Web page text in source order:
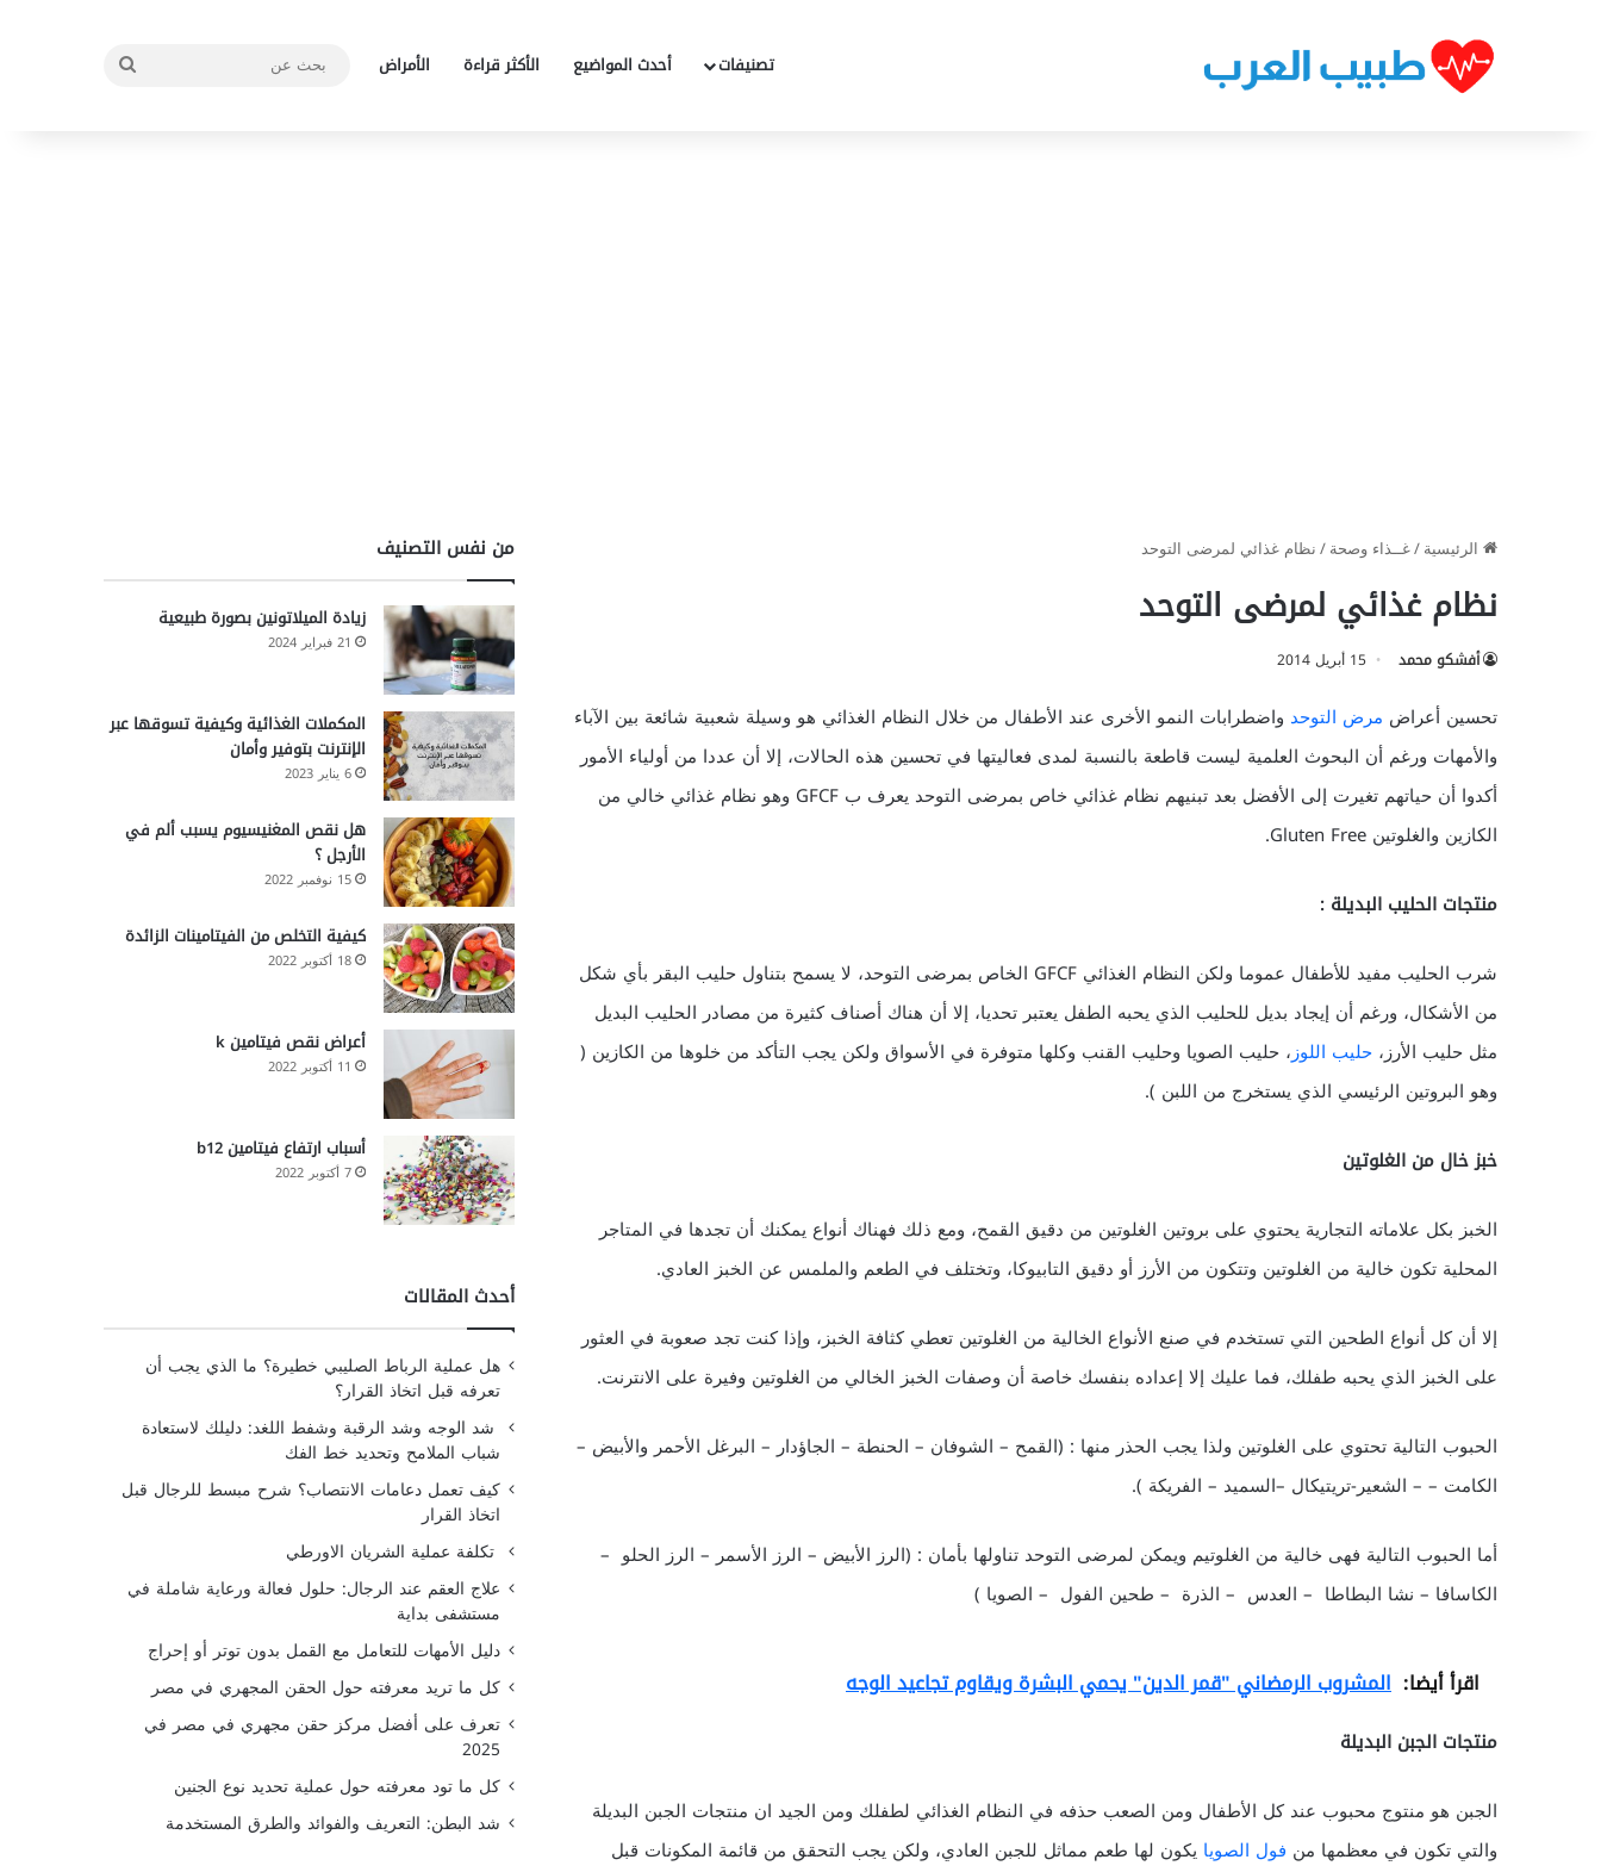
تصنيفات أحدث المواضيع الأكثر قراءة الأمراض
الرئيسية/غــذاء وصحة/نظام غذائي لمرضى التوحد
نظام غذائي لمرضى التوحد
أفشكو محمد 15 أبريل 2014
تحسين أعراض مرض التوحد واضطرابات النمو الأخرى عند الأطفال من خلال النظام الغذائي هو وسيلة شعبية شائعة بين الآباء
والأمهات ورغم أن البحوث العلمية ليست قاطعة بالنسبة لمدى فعاليتها في تحسين هذه الحالات، إلا أن عددا من أولياء الأمور
أكدوا أن حياتهم تغيرت إلى الأفضل بعد تبنيهم نظام غذائي خاص بمرضى التوحد يعرف ب GFCF وهو نظام غذائي خالي من
الكازين والغلوتين Gluten Free.
منتجات الحليب البديلة :
شرب الحليب مفيد للأطفال عموما ولكن النظام الغذائي GFCF الخاص بمرضى التوحد، لا يسمح بتناول حليب البقر بأي شكل
من الأشكال، ورغم أن إيجاد بديل للحليب الذي يحبه الطفل يعتبر تحديا، إلا أن هناك أصناف كثيرة من مصادر الحليب البديل
مثل حليب الأرز، حليب اللوز، حليب الصويا وحليب القنب وكلها متوفرة في الأسواق ولكن يجب التأكد من خلوها من الكازين (
وهو البروتين الرئيسي الذي يستخرج من اللبن ).
خبز خال من الغلوتين
الخبز بكل علاماته التجارية يحتوي على بروتين الغلوتين من دقيق القمح، ومع ذلك فهناك أنواع يمكنك أن تجدها في المتاجر
المحلية تكون خالية من الغلوتين وتتكون من الأرز أو دقيق التابيوكا، وتختلف في الطعم والملمس عن الخبز العادي.
إلا أن كل أنواع الطحين التي تستخدم في صنع الأنواع الخالية من الغلوتين تعطي كثافة الخبز، وإذا كنت تجد صعوبة في العثور
على الخبز الذي يحبه طفلك، فما عليك إلا إعداده بنفسك خاصة أن وصفات الخبز الخالي من الغلوتين وفيرة على الانترنت.
الحبوب التالية تحتوي على الغلوتين ولذا يجب الحذر منها : (القمح – الشوفان – الحنطة – الجاؤدار – البرغل الأحمر والأبيض –
الكامت – – الشعير-تريتيكال –السميد – الفريكة ).
أما الحبوب التالية فهى خالية من الغلوتيم ويمكن لمرضى التوحد تناولها بأمان : (الرز الأبيض – الرز الأسمر – الرز الحلو –
الكاسافا – نشا البطاطا – العدس – الذرة – طحين الفول – الصويا )
اقرأ أيضا: المشروب الرمضاني "قمر الدين" يحمي البشرة ويقاوم تجاعيد الوجه
منتجات الجبن البديلة
الجبن هو منتوج محبوب عند كل الأطفال ومن الصعب حذفه في النظام الغذائي لطفلك ومن الجيد ان منتجات الجبن البديلة
والتي تكون في معظمها من فول الصويا يكون لها طعم مماثل للجبن العادي، ولكن يجب التحقق من قائمة المكونات قبل
من نفس التصنيف
زيادة الميلاتونين بصورة طبيعية
21 فبراير 2024
المكملات الغذائية وكيفية تسوقها عبر
الإنترنت بتوفير وأمان
6 يناير 2023
هل نقص المغنيسيوم يسبب ألم في
الأرجل ؟
15 نوفمبر 2022
كيفية التخلص من الفيتامينات الزائدة
18 أكتوبر 2022
أعراض نقص فيتامين k
11 أكتوبر 2022
أسباب ارتفاع فيتامين b12
7 أكتوبر 2022
أحدث المقالات
هل عملية الرباط الصليبي خطيرة؟ ما الذي يجب أن
تعرفه قبل اتخاذ القرار؟
شد الوجه وشد الرقبة وشفط اللغد: دليلك لاستعادة
شباب الملامح وتحديد خط الفك
كيف تعمل دعامات الانتصاب؟ شرح مبسط للرجال قبل
اتخاذ القرار
تكلفة عملية الشريان الاورطي
علاج العقم عند الرجال: حلول فعالة ورعاية شاملة في
مستشفى بداية
دليل الأمهات للتعامل مع القمل بدون توتر أو إحراج
كل ما تريد معرفته حول الحقن المجهري في مصر
تعرف على أفضل مركز حقن مجهري في مصر في
2025
كل ما تود معرفته حول عملية تحديد نوع الجنين
شد البطن: التعريف والفوائد والطرق المستخدمة